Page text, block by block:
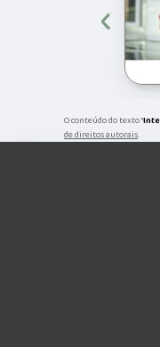
‹
O conteúdo do texto "
de direitos autorais.